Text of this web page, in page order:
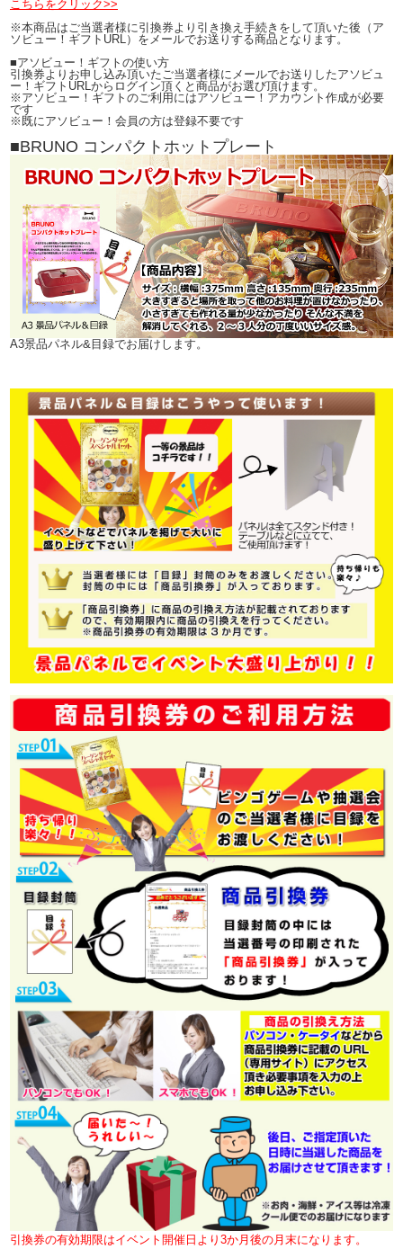
こちらをクリック>>
※本商品はご当選者様に引換券より引き換え手続きをして頂いた後（ア
ソビュー！ギフトURL）をメールでお送りする商品となります。
■アソビュー！ギフトの使い方
引換券よりお申し込み頂いたご当選者様にメールでお送りしたアソビュ
ー！ギフトURLからログイン頂くと商品がお選び頂けます。
※アソビュー！ギフトのご利用にはアソビュー！アカウント作成が必要
です
※既にアソビュー！会員の方は登録不要です
■BRUNO コンパクトホットプレート
A3景品パネル&目録でお届けします。
引換券の有効期限はイベント開催日より3か月後の月末になります。